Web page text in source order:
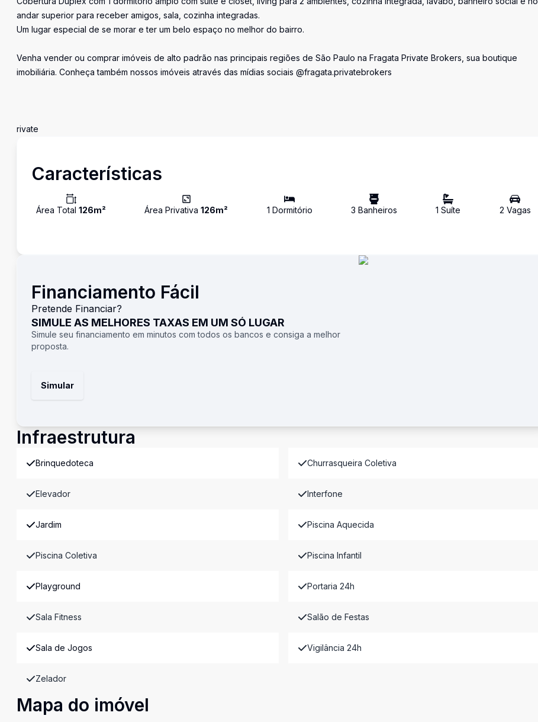
andar superior para receber amigos, sala, cozinha integradas.
Um lugar especial de se morar e ter um belo espaço no melhor do bairro.
Venha vender ou comprar imóveis de alto padrão nas principais regiões de São Paulo na Fragata Private Brokers, sua boutique
imobiliária. Conheça também nossos imóveis através das mídias sociais @fragata.privatebrokers
rivate
Características
Área Total 126m² Área Privativa126m² 1 Dormitório 3 Banheiros 1 Suíte 2 Vagas
Financiamento Fácil
Pretende Financiar?
SIMULE AS MELHORES TAXAS EM UM SÓ LUGAR
Simule seu financiamento em minutos com todos os bancos e consiga a melhor
proposta.
Simular
Infraestrutura
Brinquedoteca Churrasqueira Coletiva
Elevador Interfone
Jardim Piscina Aquecida
Piscina Coletiva Piscina Infantil
Playground Portaria 24h
Sala Fitness Salão de Festas
Sala de Jogos Vigilância 24h
Zelador
Mapa do imóvel